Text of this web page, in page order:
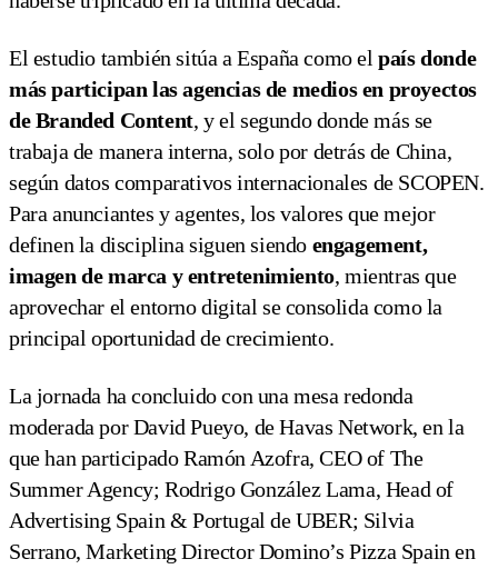
El estudio también sitúa a España como elpaís donde
más participan las agencias de medios en proyectos
de Branded Content, y el segundo donde más se
trabaja de manera interna, solo por detrás de China,
según datos comparativos internacionales de SCOPEN.
Para anunciantes y agentes, los valores que mejor
definen la disciplina siguen siendo engagement,
imagen de marca y entretenimiento, mientras que
aprovechar el entorno digital se consolida como la
principal oportunidad de crecimiento.
La jornada ha concluido con una mesa redonda
moderada por David Pueyo, de Havas Network, en la
que han participado Ramón Azofra, CEO of The
Summer Agency; Rodrigo González Lama, Head of
Advertising Spain & Portugal de UBER; Silvia
Serrano, Marketing Director Domino’s Pizza Spain en